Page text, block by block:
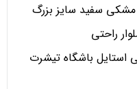
سفید سایز بزرگ
راحتی
باشگاه تیشرت